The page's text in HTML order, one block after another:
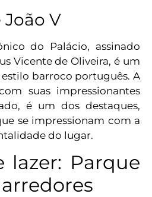
V
do Palácio, assinado
Vicente de Oliveira, é um
barroco português. A
suas impressionantes
é um dos destaques,
se impressionam com a
do lugar.
lazer: Parque